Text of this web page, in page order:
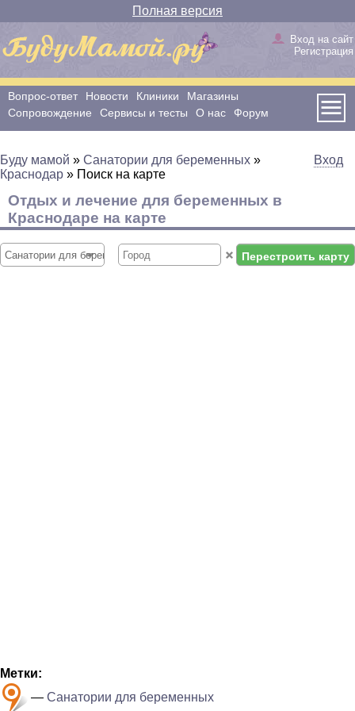
Полная версия
Вход на сайт
Регистрация
Вопрос-ответ Новости Клиники
Магазины
Сопровождение
Сервисы и тесты О нас Форум
Буду мамой » Санатории для беременных »
Краснодар » Поиск на карте
Вход
Отдых и лечение для беременных в
Краснодаре на карте
Метки:
— Санатории для беременных